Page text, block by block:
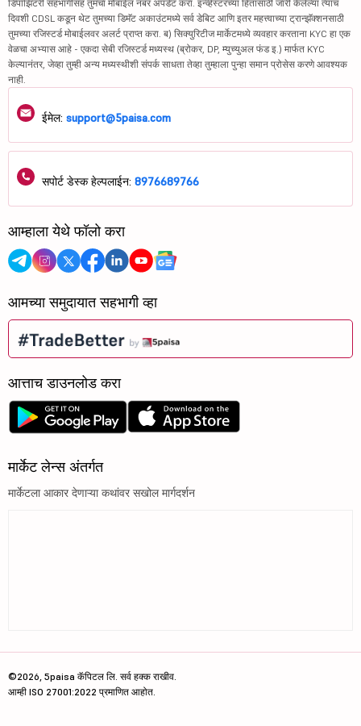
डिपॉझिटरी सहभागीसह तुमचा मोबाईल नंबर अपडेट करा. इन्व्हेस्टरच्या हितासाठी जारी केलेल्या त्याच
दिवशी CDSL कडून थेट तुमच्या डिमॅट अकाउंटमध्ये सर्व डेबिट आणि इतर महत्त्वाच्या ट्रान्झॅक्शनसाठी
तुमच्या रजिस्टर्ड मोबाईलवर अलर्ट प्राप्त करा. ब) सिक्युरिटीज मार्केटमध्ये व्यवहार करताना KYC हा एक
वेळचा अभ्यास आहे - एकदा सेबी रजिस्टर्ड मध्यस्थ (ब्रोकर, DP, म्युच्युअल फंड इ.) मार्फत KYC
केल्यानंतर, जेव्हा तुम्ही अन्य मध्यस्थीशी संपर्क साधता तेव्हा तुम्हाला पुन्हा समान प्रोसेस करणे आवश्यक
नाही.
ईमेल: support@5paisa.com
सपोर्ट डेस्क हेल्पलाईन: 8976689766
आम्हाला येथे फॉलो करा
आमच्या समुदायात सहभागी व्हा
आत्ताच डाउनलोड करा
मार्केट लेन्स अंतर्गत
मार्केटला आकार देणाऱ्या कथांवर सखोल मार्गदर्शन
©2026, 5paisa कॅपिटल लि. सर्व हक्क राखीव.
आम्ही ISO 27001:2022 प्रमाणित आहोत.